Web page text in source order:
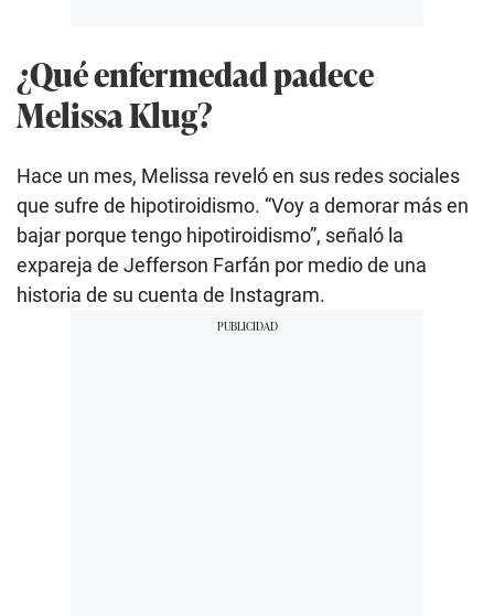
¿Qué enfermedad padece
Melissa Klug?
Hace un mes, Melissa reveló en sus redes sociales
que sufre de hipotiroidismo. “Voy a demorar más en
bajar porque tengo hipotiroidismo”, señaló la
expareja de Jefferson Farfán por medio de una
historia de su cuenta de Instagram.